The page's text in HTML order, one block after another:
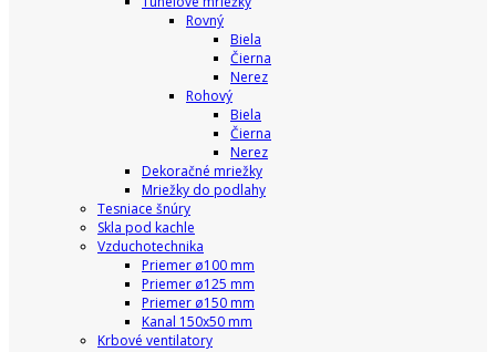
Rovný
Biela
Čierna
Nerez
Rohový
Biela
Čierna
Nerez
Dekoračné mriežky
Mriežky do podlahy
Tesniace šnúry
Skla pod kachle
Vzduchotechnika
Priemer ø100 mm
Priemer ø125 mm
Priemer ø150 mm
Kanal 150x50 mm
Krbové ventilatory